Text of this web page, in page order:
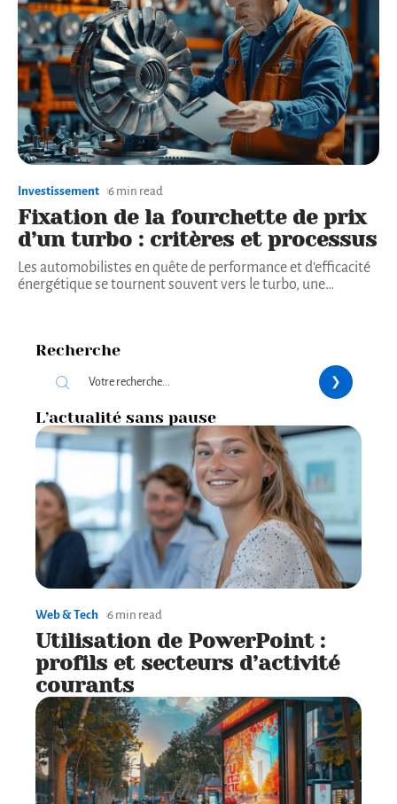
Investissement 6 min read
Fixation de la fourchette de prix
d’un turbo : critères et processus
Les automobilistes en quête de performance et d'efficacité
énergétique se tournent souvent vers le turbo, une…
Recherche
L’actualité sans pause
Web & Tech 6 min read
Utilisation de PowerPoint :
profils et secteurs d’activité
courants